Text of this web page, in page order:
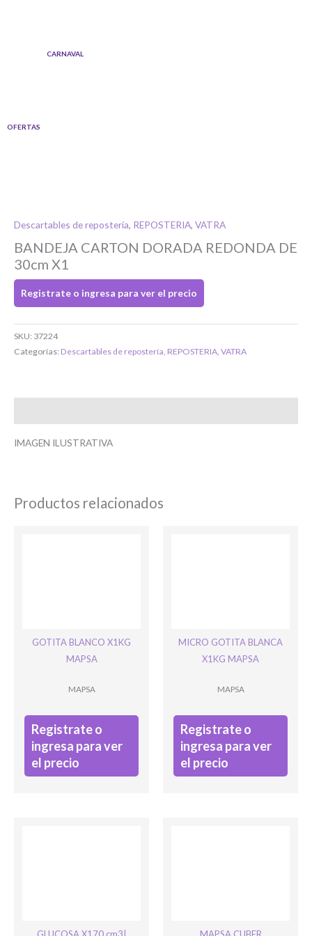
OFERTAS
CARNAVAL
Descartables de repostería, REPOSTERIA, VATRA
BANDEJA CARTON DORADA REDONDA DE
30cm X1
Registrate o ingresa para ver el precio
SKU: 37224
Categorías: Descartables de repostería REPOSTERIA VATRA
IMAGEN ILUSTRATIVA
Productos relacionados
GOTITA BLANCO X1KG
MAPSA
MAPSA
Registrate o
ingresa para ver
el precio
MICRO GOTITA BLANCA
X1KG MAPSA
MAPSA
Registrate o
ingresa para ver
el precio
GLUCOSA X170 cm3| MAPSA CUBER
Toca para ingresar
O completa el Formulario de registro